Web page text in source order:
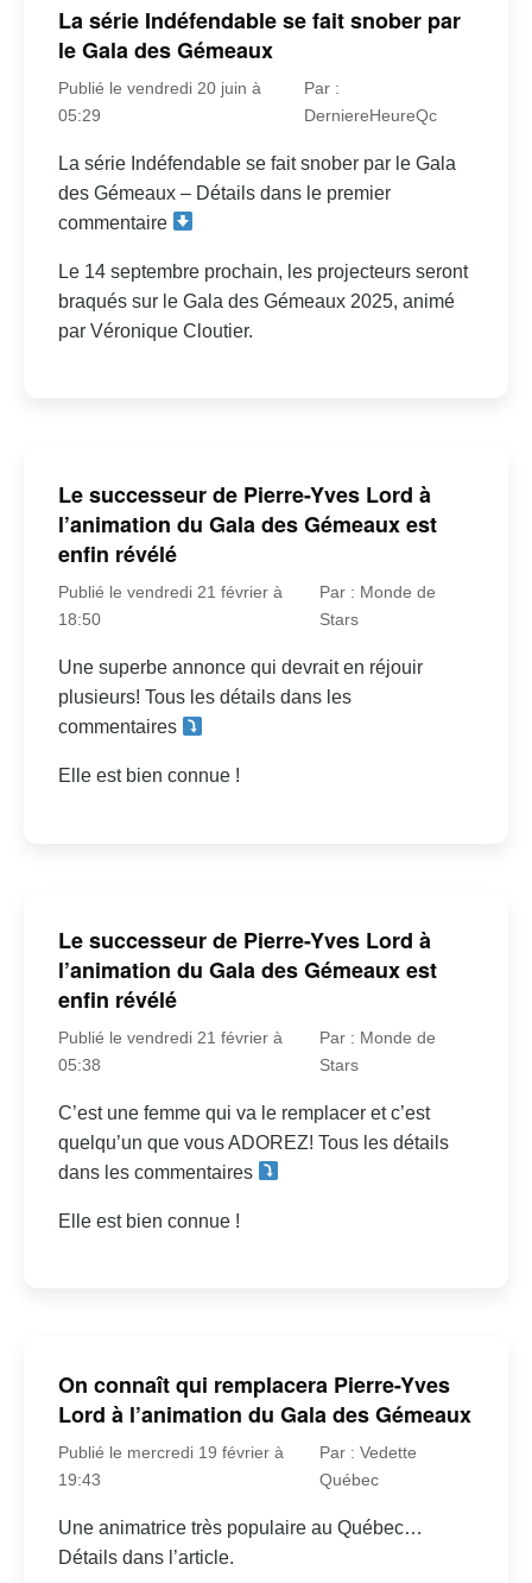
La série Indéfendable se fait snober par
le Gala des Gémeaux
Publié le vendredi 20 juin à
05:29
Par :
DerniereHeureQc
La série Indéfendable se fait snober par le Gala
des Gémeaux – Détails dans le premier
commentaire
Le 14 septembre prochain, les projecteurs seront
braqués sur le Gala des Gémeaux 2025, animé
par Véronique Cloutier.
Le successeur de Pierre-Yves Lord à
l’animation du Gala des Gémeaux est
enfin révélé
Publié le vendredi 21 février à
18:50
Par : Monde de
Stars
Une superbe annonce qui devrait en réjouir
plusieurs! Tous les détails dans les
commentaires
Elle est bien connue !
Le successeur de Pierre-Yves Lord à
l’animation du Gala des Gémeaux est
enfin révélé
Publié le vendredi 21 février à
05:38
Par : Monde de
Stars
C’est une femme qui va le remplacer et c’est
quelqu’un que vous ADOREZ! Tous les détails
dans les commentaires
Elle est bien connue !
On connaît qui remplacera Pierre-Yves
Lord à l’animation du Gala des Gémeaux
Publié le mercredi 19 février à
19:43
Par : Vedette
Québec
Une animatrice très populaire au Québec…
Détails dans l’article.